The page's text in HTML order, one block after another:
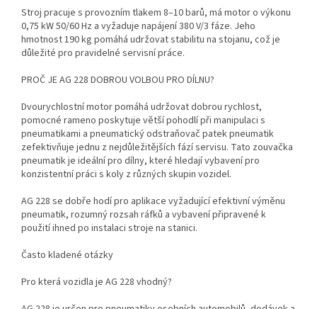
Stroj pracuje s provozním tlakem 8–10 barů, má motor o výkonu
0,75 kW 50/60 Hz a vyžaduje napájení 380 V/3 fáze. Jeho
hmotnost 190 kg pomáhá udržovat stabilitu na stojanu, což je
důležité pro pravidelné servisní práce.
PROČ JE AG 228 DOBROU VOLBOU PRO DÍLNU?
Dvourychlostní motor pomáhá udržovat dobrou rychlost,
pomocné rameno poskytuje větší pohodlí při manipulaci s
pneumatikami a pneumatický odstraňovač patek pneumatik
zefektivňuje jednu z nejdůležitějších fází servisu. Tato zouvačka
pneumatik je ideální pro dílny, které hledají vybavení pro
konzistentní práci s koly z různých skupin vozidel.
AG 228 se dobře hodí pro aplikace vyžadující efektivní výměnu
pneumatik, rozumný rozsah ráfků a vybavení připravené k
použití ihned po instalaci stroje na stanici.
Často kladené otázky
Pro která vozidla je AG 228 vhodný?